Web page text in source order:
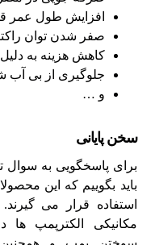
افزایش طول عمر
صفر شدن توان
کاهش هزینه به دلیل عدم
جلوگیری از بی آب
و …
سخن پایانی
برای پاسخگویی به
باید بگوییم که این
استفاده قرار می
مکانیکی الکترپمپ